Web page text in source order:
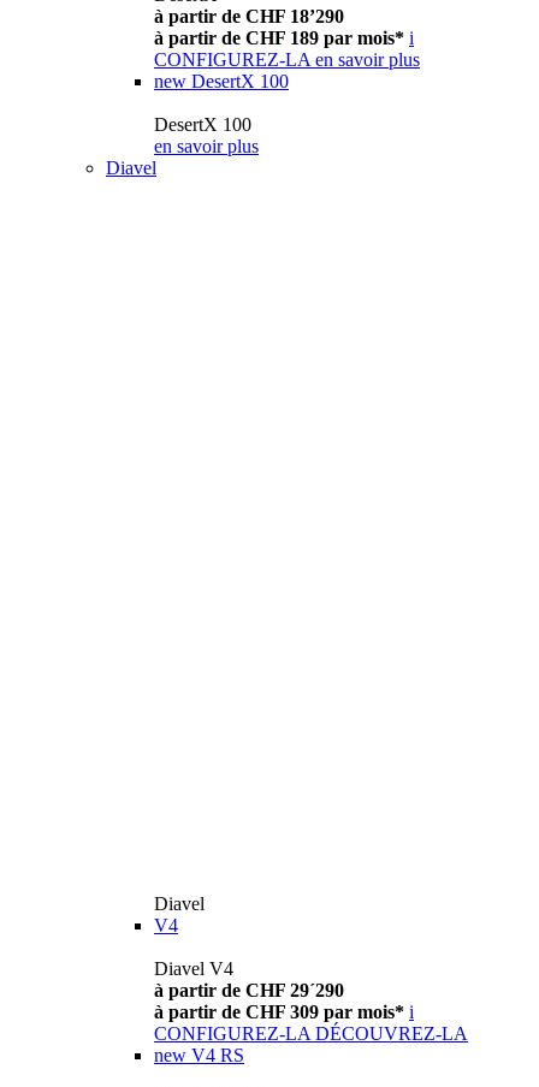
à partir de CHF 18’290
à partir de CHF 189 par mois* i
CONFIGUREZ-LA en savoir plus
new DesertX 100
DesertX 100
en savoir plus
Diavel
Diavel
V4
Diavel V4
à partir de CHF 29´290
à partir de CHF 309 par mois* i
CONFIGUREZ-LA DÉCOUVREZ-LA
new V4 RS